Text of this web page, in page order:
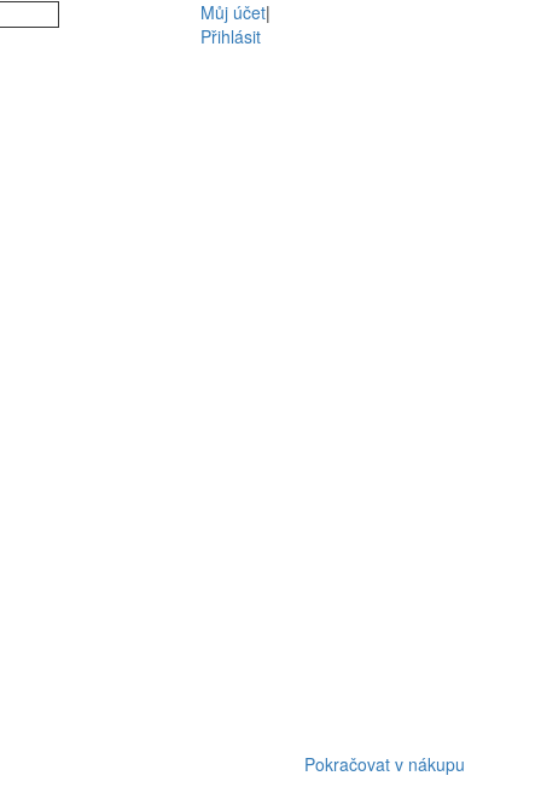
Můj účet|
Přihlásit
Pokračovat v nákupu